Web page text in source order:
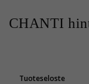
CHANTI
Tuoteseloste